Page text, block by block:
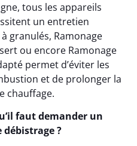
tous les appareils
un entretien
granulés, Ramonage
ou encore Ramonage
permet d’éviter les
et de prolonger la
chauffage.
faut demander un
débistrage ?